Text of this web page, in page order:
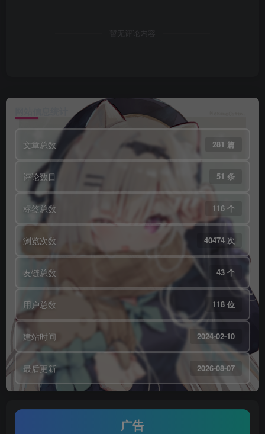
暂无评论内容
文章总数 281 篇
评论数目 51 条
标签总数 116 个
浏览次数 40474 次
友链总数 43 个
用户总数 118 位
建站时间 2024-02-10
最后更新 2026-08-07
广告